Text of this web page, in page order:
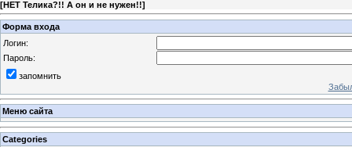
[НЕТ Телика?!! А он и не нужен!!]
Форма входа
Логин:
Пароль:
запомнить
Меню сайта
Categories